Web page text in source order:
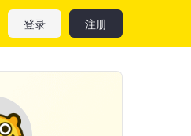
登录 注册